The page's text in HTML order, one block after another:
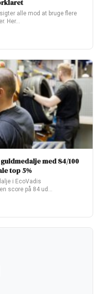
alle mod at bruge flere
Her…
med 84/100
top 5%
i EcoVadis
score på 84 ud…